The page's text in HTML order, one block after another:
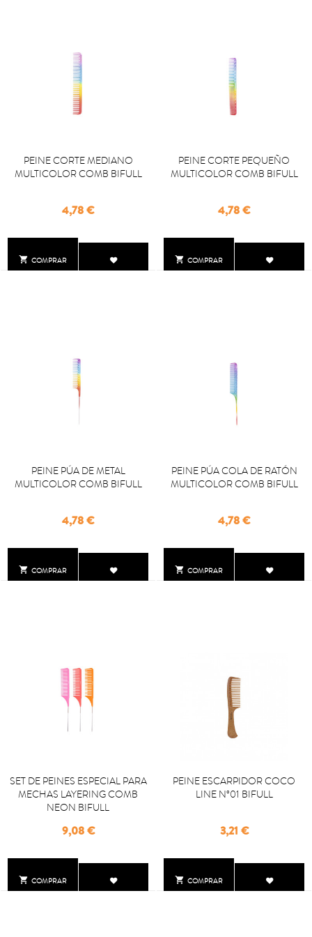
 COMPRAR
PEINE CORTE MEDIANO
MULTICOLOR COMB BIFULL
Precio
4,78 €
 COMPRAR
PEINE CORTE PEQUEÑO
MULTICOLOR COMB BIFULL
Precio
4,78 €
 COMPRAR
PEINE PÚA DE METAL
MULTICOLOR COMB BIFULL
Precio
4,78 €
 COMPRAR
PEINE PÚA COLA DE RATÓN
MULTICOLOR COMB BIFULL
Precio
4,78 €
 COMPRAR
SET DE PEINES ESPECIAL PARA
MECHAS LAYERING COMB
NEON BIFULL
Precio
9,08 €
 COMPRAR
PEINE ESCARPIDOR COCO
LINE Nº01 BIFULL
Precio
3,21 €